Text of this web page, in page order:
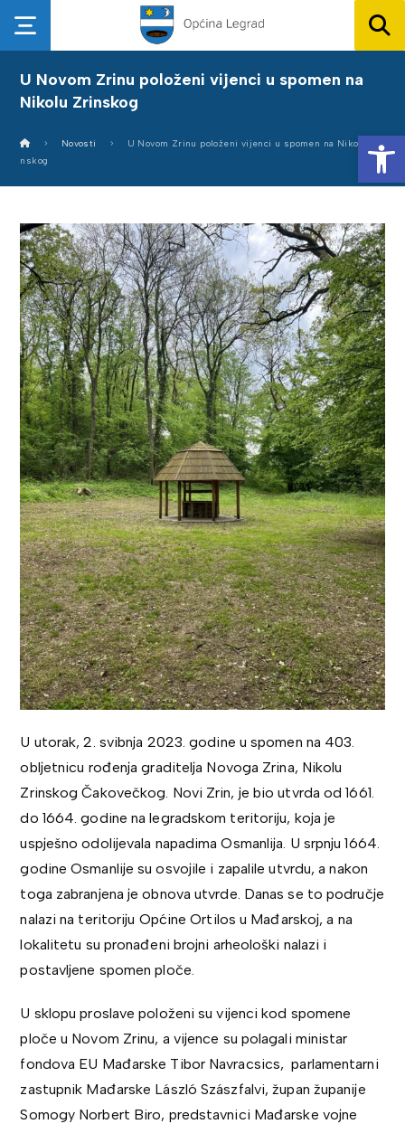
U Novom Zrinu položeni vijenci u spomen na
Nikolu Zrinskog
Novosti
U Novom Zrinu položeni vijenci u spomen na Nikolu Zri
nskog
U utorak, 2. svibnja 2023. godine u spomen na 403.
obljetnicu rođenja graditelja Novoga Zrina, Nikolu
Zrinskog Čakovečkog. Novi Zrin, je bio utvrda od 1661.
do 1664. godine na legradskom teritoriju, koja je
uspješno odolijevala napadima Osmanlija. U srpnju 1664.
godine Osmanlije su osvojile i zapalile utvrdu, a nakon
toga zabranjena je obnova utvrde. Danas se to područje
nalazi na teritoriju Općine Ortilos u Mađarskoj, a na
lokalitetu su pronađeni brojni arheološki nalazi i
postavljene spomen ploče.
U sklopu proslave položeni su vijenci kod spomene
ploče u Novom Zrinu, a vijence su polagali ministar
fondova EU Mađarske Tibor Navracsics, parlamentarni
zastupnik Mađarske László Szászfalvi, župan županije
Somogy Norbert Biro, predstavnici Mađarske vojne